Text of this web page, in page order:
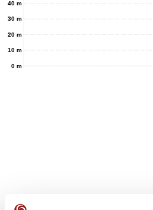
0 m
10 m
20 m
30 m
40 m